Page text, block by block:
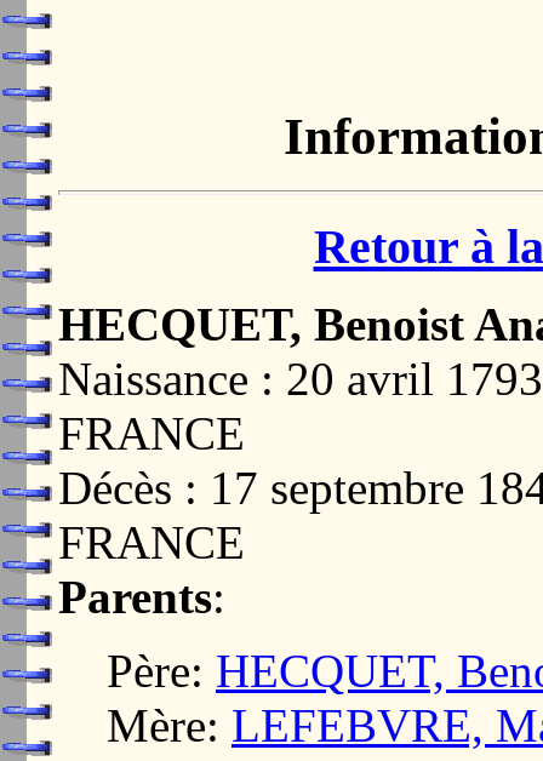
Retour à
HECQUET, Benoist
Naissance : 20 avril
FRANCE
Décès : 17 septembre
FRANCE
Parents:
Père: HECQUET,
Mère: LEFEBVRE,